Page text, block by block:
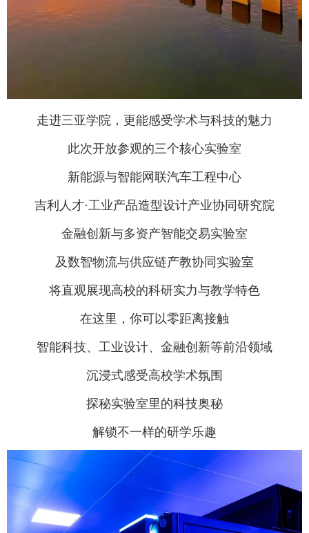
走进三亚学院，更能感受学术与科技的魅力
此次开放参观的三个核心实验室
新能源与智能网联汽车工程中心
吉利人才·工业产品造型设计产业协同研究院
金融创新与多资产智能交易实验室
及数智物流与供应链产教协同实验室
将直观展现高校的科研实力与教学特色
在这里，你可以零距离接触
智能科技、工业设计、金融创新等前沿领域
沉浸式感受高校学术氛围
探秘实验室里的科技奥秘
解锁不一样的研学乐趣